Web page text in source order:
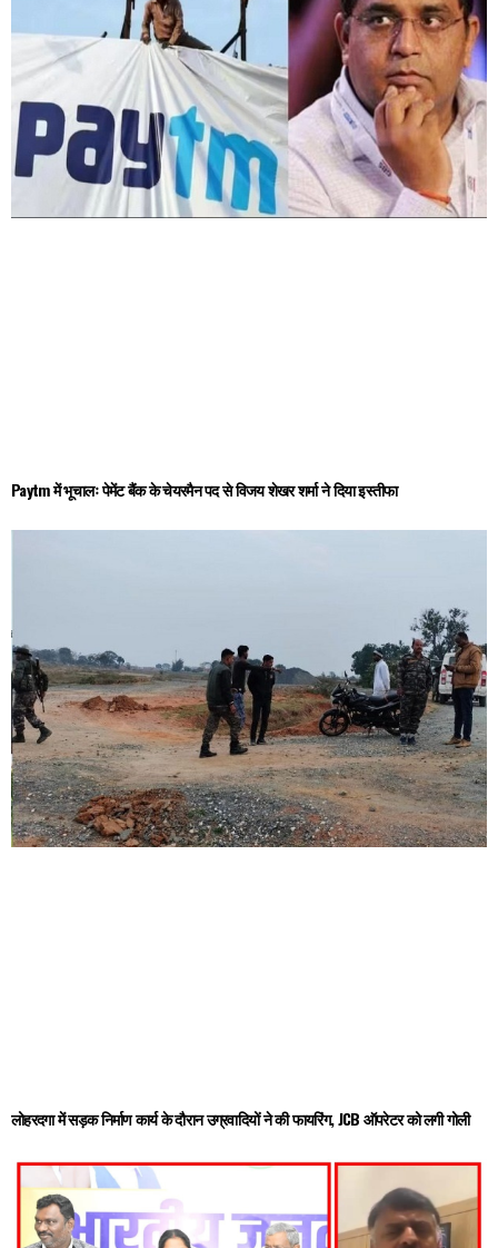
Paytm में भूचालः पेमेंट बैंक के चेयरमैन पद से विजय शेखर शर्मा ने दिया इस्तीफा
लोहरदगा में सड़क निर्माण कार्य के दौरान उग्रवादियों ने की फायरिंग, JCB ऑपरेटर को लगी गोली